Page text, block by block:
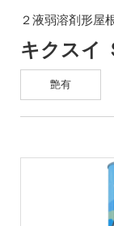
サステ
製品情
各種資料
株主・
お問
２液弱溶剤形屋
キクスイ
艶有